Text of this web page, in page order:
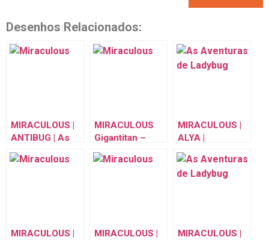
Desenhos Relacionados:
MIRACULOUS |
ANTIBUG | As
Aventuras de
Ladybug |
MIRACULOUS
Gigantitan –
Akumatized As
Aventuras de
MIRACULOUS |
ALYA |
TEMPORADA 2 |
As Aventuras
de Ladybug
MIRACULOUS |
MIRACULOUS |
MIRACULOUS |